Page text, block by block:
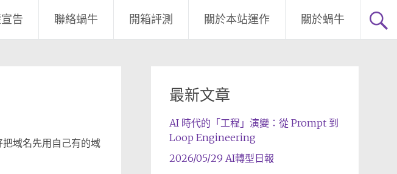
告 聯絡蝸牛 開箱評測 關於本站運作 關於蝸牛
域名先用自己有的域
最新文章
AI 時代的「工程」演變：從 Prompt 到
Loop Engineering
2026/05/29 AI轉型日報